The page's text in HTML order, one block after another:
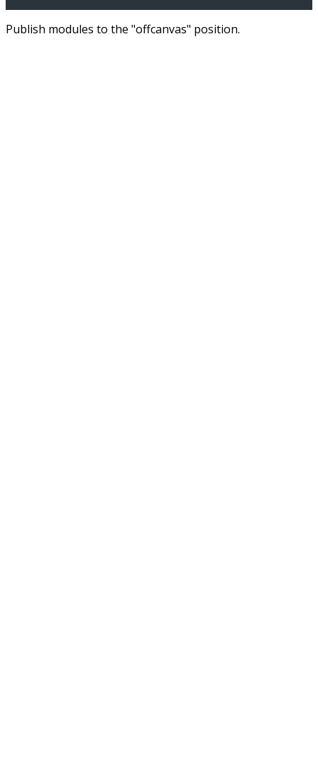
Publish modules to the "offcanvas" position.